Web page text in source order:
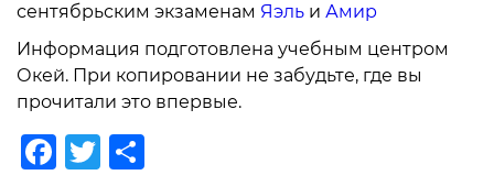
сентябрьским экзаменам Яэль и Амир
Информация подготовлена учебным центром
Окей. При копировании не забудьте, где вы
прочитали это впервые.
Facebook
Twitter